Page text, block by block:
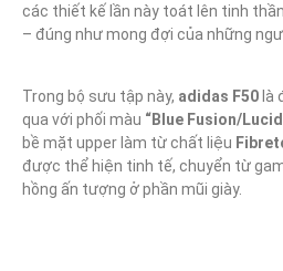
các thiết kế lần này toát lên tinh
– đúng như mong đợi của những
Trong bộ sưu tập này, adidas F50 là
qua với phối màu “Blue Fusion/
bề mặt upper làm từ chất liệu
được thể hiện tinh tế, chuyển từ
hồng ấn tượng ở phần mũi giày.